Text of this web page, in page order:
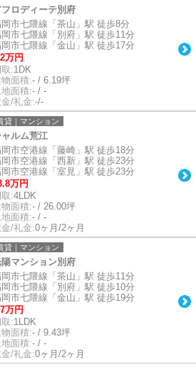
フロディーテ別府
市七隈線「茶山」駅 徒歩8分
市七隈線「別府」駅 徒歩11分
市七隈線「金山」駅 徒歩17分
万円
取:1DK
物面積:- / 6.19坪
地面積:- / -
金/礼金:-/-
貸｜マンション
ャルム荒江
市空港線「藤崎」駅 徒歩18分
市空港線「西新」駅 徒歩23分
市空港線「室見」駅 徒歩23分
万円
取:4LDK
物面積:- / 26.00坪
地面積:- / -
金/礼金:0ヶ月/2ヶ月
貸｜マンション
マンション別府
市七隈線「茶山」駅 徒歩11分
市七隈線「別府」駅 徒歩10分
市七隈線「金山」駅 徒歩19分
万円
取:1LDK
物面積:- / 9.43坪
地面積:- / -
金/礼金:0ヶ月/2ヶ月